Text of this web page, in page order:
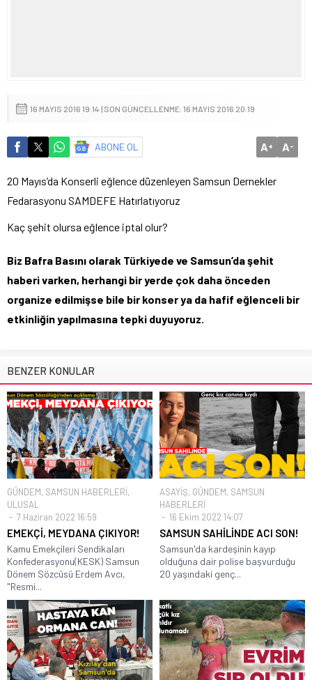
16 MAYIS 2016 19:14 | SON GÜNCELLENME: 16 MAYIS 2016 20:19
ABONE OL A+ A-
20 Mayıs’da Konserli eğlence düzenleyen Samsun Dernekler
Fedarasyonu SAMDEFE Hatırlatıyoruz
Kaç şehit olursa eğlence iptal olur?
Biz Bafra Basını olarak Türkiyede ve Samsun’da şehit
haberi varken, herhangi bir yerde çok daha önceden
organize edilmişse bile bir konser ya da hafif eğlenceli bir
etkinliğin yapılmasına tepki duyuyoruz.
BENZER KONULAR
GÜNDEM, SAMSUN HABERLERİ,
ULUSAL
7 Haziran 2022 16:59
EMEKÇİ, MEYDANA ÇIKIYOR!
Kamu Emekçileri Sendikaları
Konfederasyonu(KESK) Samsun
Dönem Sözcüsü Erdem Avcı,
"Resmi...
ASAYİŞ, GÜNDEM, SAMSUN
HABERLERİ
16 Ekim 2022 14:07
SAMSUN SAHİLİNDE ACI SON!
Samsun'da kardeşinin kayıp
olduğuna dair polise başvurduğu
20 yaşındaki genç...